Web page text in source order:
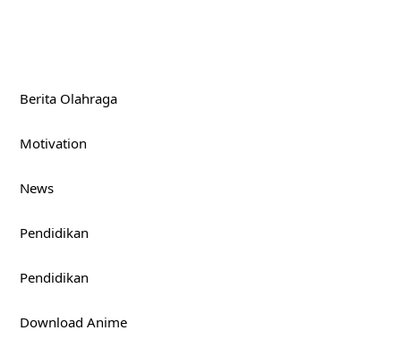
Berita Olahraga
Motivation
News
Pendidikan
Pendidikan
Download Anime